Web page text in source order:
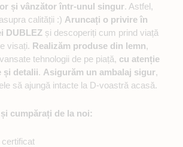
și vânzător într-unul singur. Astfel,
calității :) Aruncați o privire în
DUBLEZ și descoperiți cum prind viață
visați. Realizăm produse din lemn,
tehnologii de pe piață, cu atenție
și detalii. Asigurăm un ambalaj sigur,
să ajungă intacte la D-voastră acasă.
cumpărați de la noi: